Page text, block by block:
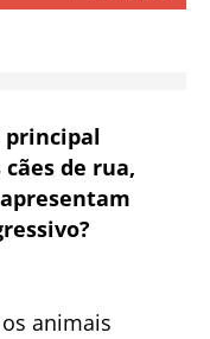
principal
de rua,
animais